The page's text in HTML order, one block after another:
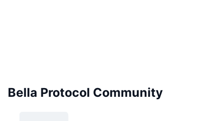
Bella Protocol Community